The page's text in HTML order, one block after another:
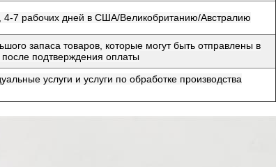
4-7 рабочих дней в США/Великобританию/Австралию
запаса товаров, которые могут быть отправлены в
подтверждения оплаты
услуги и услуги по обработке производства